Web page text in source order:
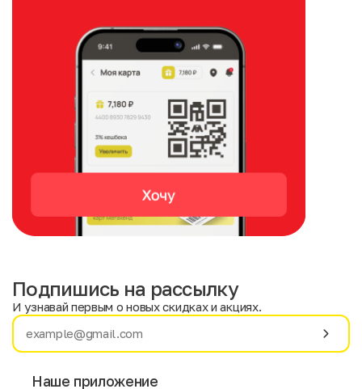
Имя
Подпишись на рассылку
И узнавай первым о новых скидках и акциях.
Наше приложение